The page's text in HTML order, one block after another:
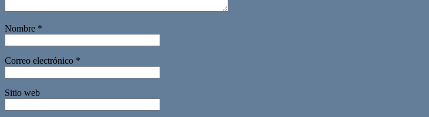
Nombre *
Correo electrónico *
Sitio web